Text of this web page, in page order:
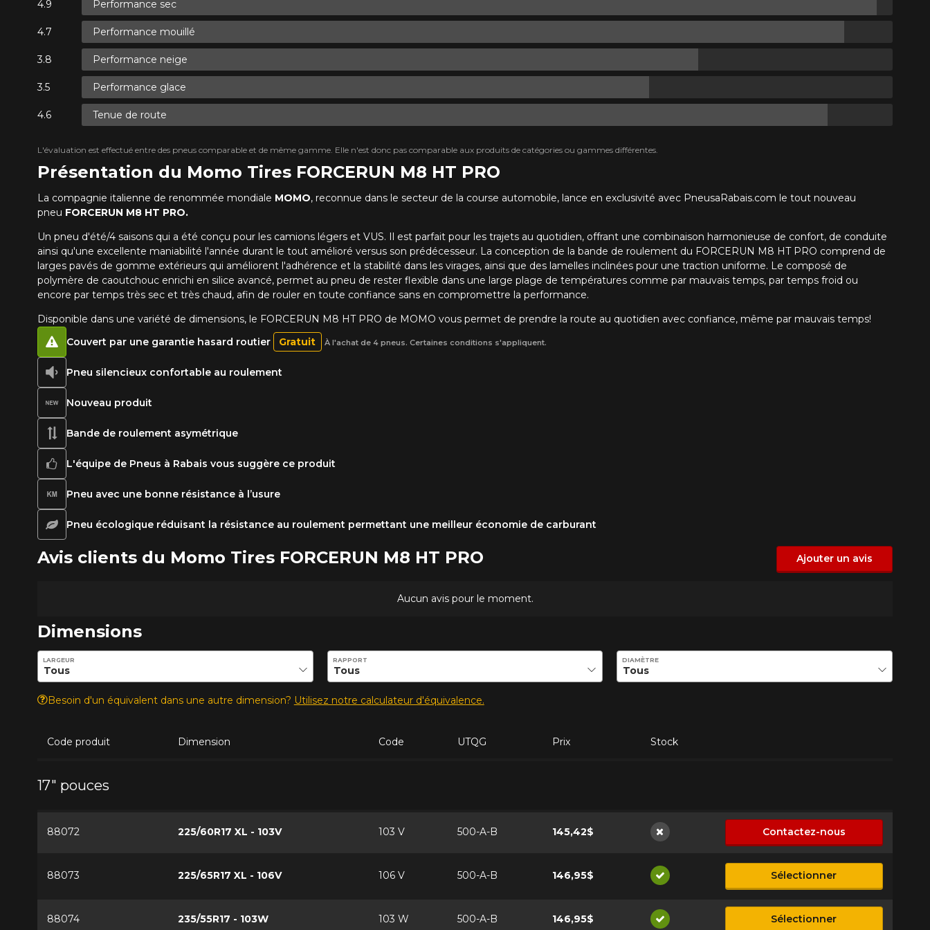
Présentation du Momo Tires FORCERUN M8 HT PRO
La compagnie italienne de renommée mondiale MOMO, reconnue dans le secteur de la course automobile, lance en exclusivité avec PneusaRabais.com le tout nouveau
pneu FORCERUN M8 HT PRO.
Un pneu d'été/4 saisons qui a été conçu pour les camions légers et VUS. Il est parfait pour les trajets au quotidien, offrant une combinaison harmonieuse de confort, de conduite
ainsi qu'une excellente maniabilité l'année durant le tout amélioré versus son prédécesseur. La conception de la bande de roulement du FORCERUN M8 HT PRO comprend de
larges pavés de gomme extérieurs qui améliorent l'adhérence et la stabilité dans les virages, ainsi que des lamelles inclinées pour une traction uniforme. Le composé de
polymère de caoutchouc enrichi en silice avancé, permet au pneu de rester flexible dans une large plage de températures comme par mauvais temps, par temps froid ou
encore par temps très sec et très chaud, afin de rouler en toute confiance sans en compromettre la performance.
Disponible dans une variété de dimensions, le FORCERUN M8 HT PRO de MOMO vous permet de prendre la route au quotidien avec confiance, même par mauvais temps!
Performance sec
Performance mouillé
Performance neige
Performance glace
Tenue de route
L'évaluation est effectué entre des pneus comparable et de même gamme. Elle n'est donc pas comparable aux produits de catégories ou gammes différentes.
Pneu silencieux confortable au roulement
Nouveau produit
Bande de roulement asymétrique
L'équipe de Pneus à Rabais vous suggère ce produit
Pneu avec une bonne résistance à l’usure
Pneu écologique réduisant la résistance au roulement permettant une meilleur économie de carburant
Couvert par une garantie hasard routier Gratuit À l'achat de 4 pneus. Certaines conditions s'appliquent.
Avis clients du Momo Tires FORCERUN M8 HT PRO Ajouter un avis
Aucun avis pour le moment.
Dimensions
Entrez les dimensions souhaitées pour vérifier la disponibilité de ce produit.
LARGEUR RAPPORT DIAMÈTRE
Besoin d'un équivalent dans une autre dimension? Utilisez notre calculateur d'équivalence.
Code produit Dimension Code UTQG Prix Stock
17" pouces
88072 225/60R17 XL - 103V 103 V 500-A-B 145,42$
Non disponible
Contactez-nous
88073 225/65R17 XL - 106V 106 V 500-A-B 146,95$
Disponible
Sélectionner
88074 235/55R17 - 103W 103 W 500-A-B 146,95$ Sélectionner